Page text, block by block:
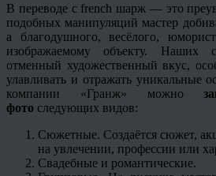
В переводе с french шарж — это
подобных манипуляций мастер
а благодушного, весёлого,
изображаемому объекту. Наших
отменный художественный вкус,
улавливать и отражать уникальные
компании «Гранж» можно
фото следующих видов:
Сюжетные. Создаётся сюжет,
на увлечении, профессии или
Свадебные и романтические.